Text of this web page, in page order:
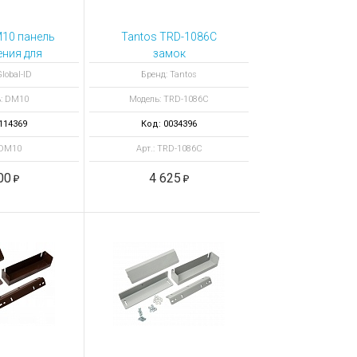
панель
для
контроля
ID
DM10
Tantos TRD-1086С
замок
электромеханический
Бренд: Tantos
Модель: TRD-1086С
Код: 0034396
Арт.: TRD-1086С
4 625